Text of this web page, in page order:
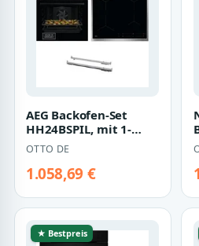
AEG Backofen-Set
HH24BSPIL, mit 1-
fach-Teleskopauszug,
Pyrolyse-Selbst…
OTTO DE
1.058,69 €
…
★ Bestpreis